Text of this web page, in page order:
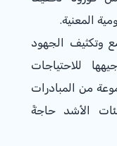
المعنية.
وتكثيف الجهود
للاحتياجات
من المبادرات
الأشد حاجةً